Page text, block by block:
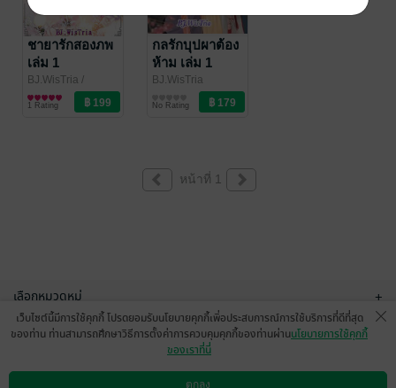
ชายารักสองภพ
เล่ม 1
ฺฺBJ.WisTria /
BJ.WisTria
นิยายแฟนตาซี
1 Rating
กลรักบุปผาต้อง
ห้าม เล่ม 1
BJ.WisTria
นิยายรักจีนโบราณ
No Rating
หน้าที่ 1
เลือกหมวดหมู่ +
บริการช่วยเหลือ
เว็บไซต์นี้มีการใช้คุกกี้ โปรดยอมรับนโยบายคุกกี้เพื่อประสบการณ์การใช้บริการที่ดีที่สุด
ของท่าน ท่านสามารถศึกษาวิธีการตั้งค่าการควบคุมคุกกี้ของท่านผ่านนโยบายการใช้คุกกี้
ของเราที่นี่
ตกลง